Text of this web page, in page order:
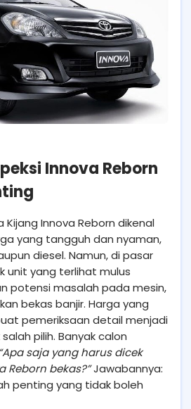
Innova Reborn
Kijang Innova Reborn dikenal
yang tangguh dan nyaman,
diesel. Namun, di pasar
unit yang terlihat mulus
potensi masalah pada mesin,
bekas banjir. Harga yang
pemeriksaan detail menjadi
pilih. Banyak calon
“Apa saja yang harus dicek
Reborn bekas?”Jawabannya:
penting yang tidak boleh